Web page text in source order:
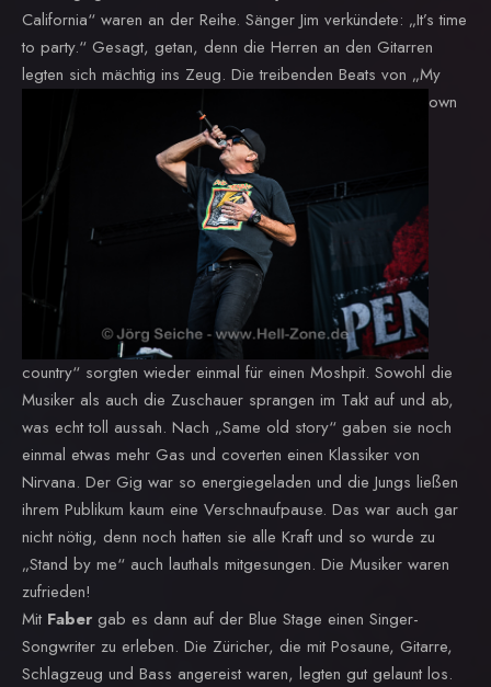
California“ waren an der Reihe. Sänger Jim verkündete: „It’s time
to party.“ Gesagt, getan, denn die Herren an den Gitarren
legten sich mächtig ins Zeug. Die treibenden Beats von „My
own
country“ sorgten wieder einmal für einen Moshpit. Sowohl die
Musiker als auch die Zuschauer sprangen im Takt auf und ab,
was echt toll aussah. Nach „Same old story“ gaben sie noch
einmal etwas mehr Gas und coverten einen Klassiker von
Nirvana. Der Gig war so energiegeladen und die Jungs ließen
ihrem Publikum kaum eine Verschnaufpause. Das war auch gar
nicht nötig, denn noch hatten sie alle Kraft und so wurde zu
„Stand by me“ auch lauthals mitgesungen. Die Musiker waren
zufrieden!
Mit Faber gab es dann auf der Blue Stage einen Singer-
Songwriter zu erleben. Die Züricher, die mit Posaune, Gitarre,
Schlagzeug und Bass angereist waren, legten gut gelaunt los.